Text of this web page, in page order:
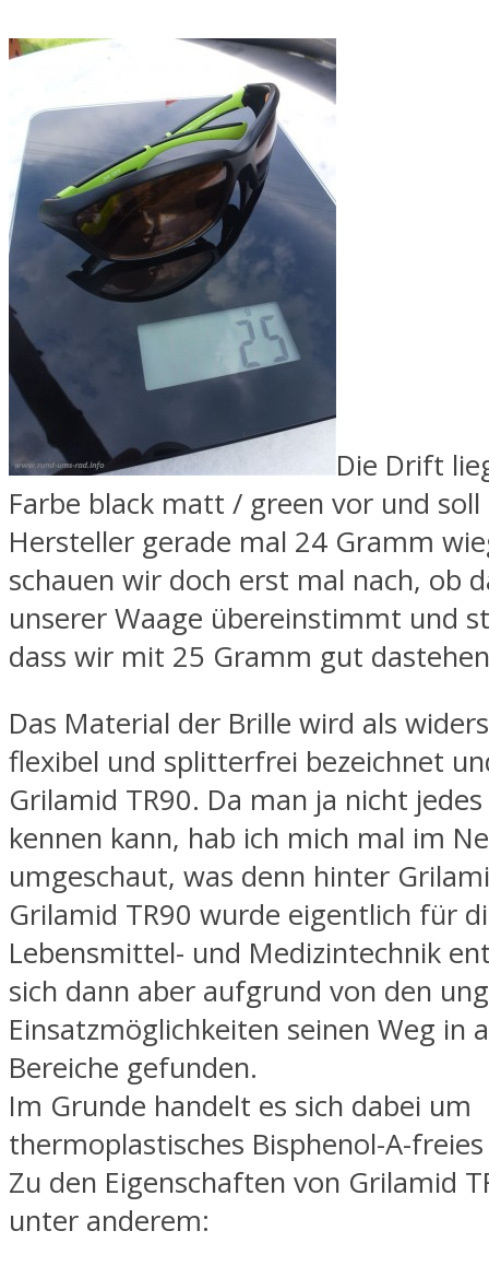
Die Drift
Farbe black matt / green vor und
Hersteller gerade mal 24 Gramm
schauen wir doch erst mal nach, ob
unserer Waage übereinstimmt und
dass wir mit 25 Gramm gut
Das Material der Brille wird als
flexibel und splitterfrei bezeichnet
Grilamid TR90. Da man ja nicht
kennen kann, hab ich mich mal im
umgeschaut, was denn hinter
Grilamid TR90 wurde eigentlich für
Lebensmittel- und Medizintechnik
sich dann aber aufgrund von den
Einsatzmöglichkeiten seinen Weg in
Bereiche gefunden.
Im Grunde handelt es sich dabei um
thermoplastisches Bisphenol-A-
Zu den Eigenschaften von Grilamid
unter anderem: